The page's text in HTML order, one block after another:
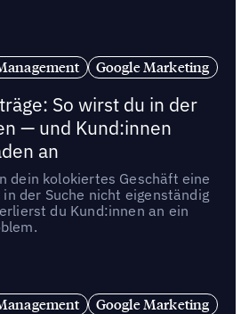
Google Marketing
So wirst du in der
— und Kund:innen
an
dein kolokiertes Geschäft eine
der Suche nicht eigenständig
du Kund:innen an ein
Google Marketing